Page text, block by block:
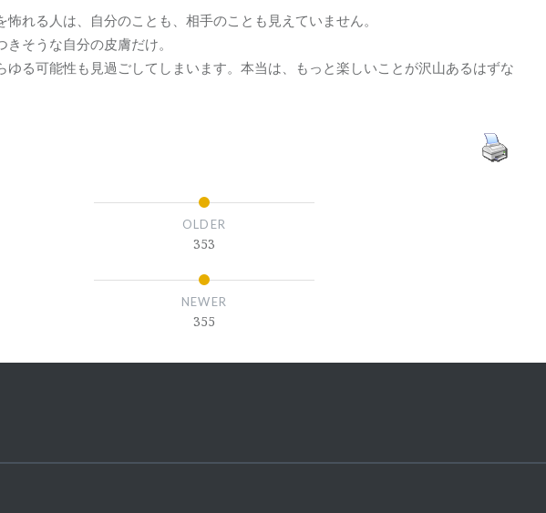
怖れる人は、自分のことも、相手のことも見えていません。
きそうな自分の皮膚だけ。
ゆる可能性も見過ごしてしまいます。本当は、もっと楽しいことが沢山あるはずな
OLDER
353
NEWER
355